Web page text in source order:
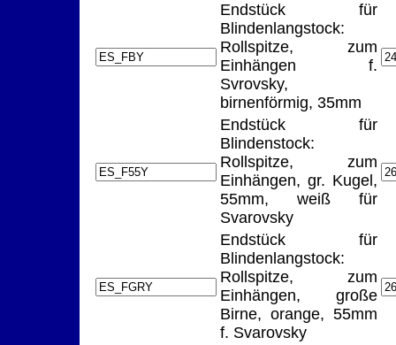
Endstück für
Blindenlangstock:
Rollspitze, zum
Einhängen f.
Svrovsky,
birnenförmig, 35mm
Endstück für
Blindenstock:
Rollspitze, zum
Einhängen, gr. Kugel,
55mm, weiß für
Svarovsky
Endstück für
Blindenlangstock:
Rollspitze, zum
Einhängen, große
Birne, orange, 55mm
f. Svarovsky